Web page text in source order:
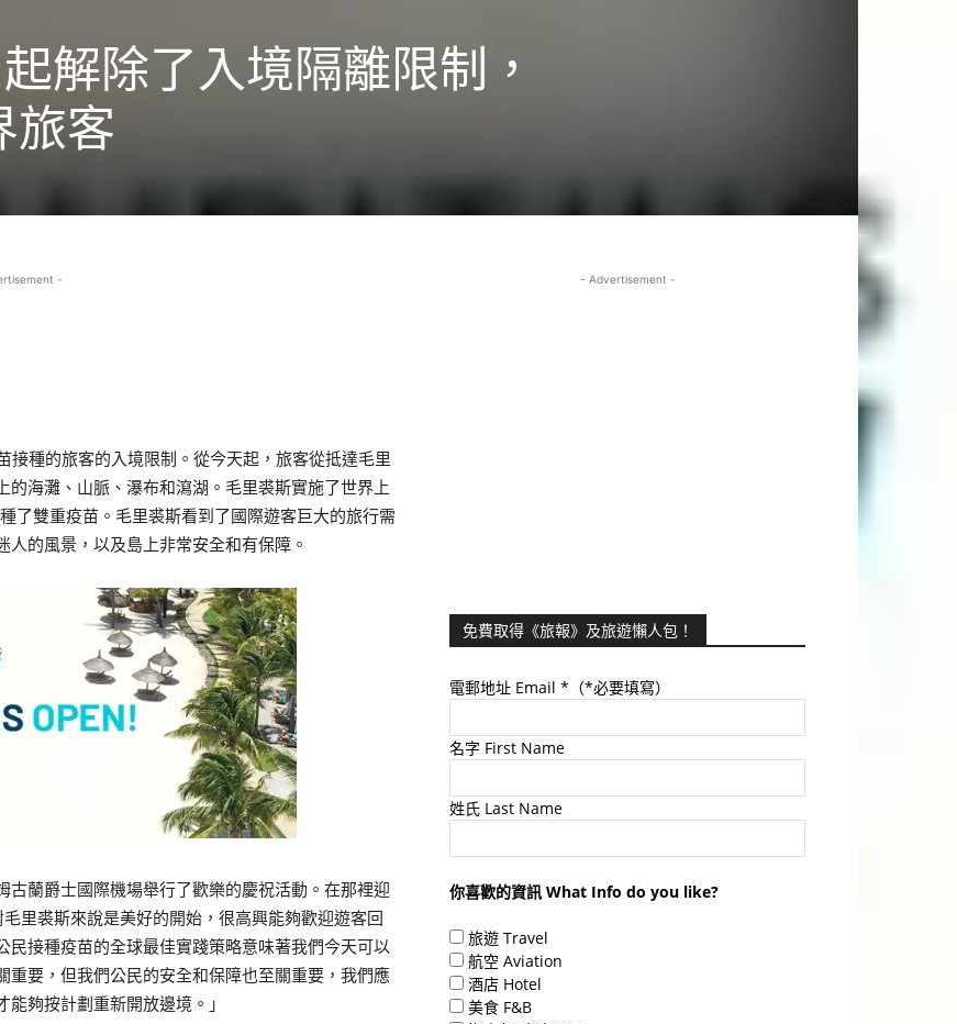
解除了入境隔離限制，
旅客
-
種的旅客的入境限制。從今天起，旅客從抵達毛里
海灘、山脈、瀑布和瀉湖。毛里裘斯實施了世界上
了雙重疫苗。毛里裘斯看到了國際遊客巨大的旅行需
的風景，以及島上非常安全和有保障。
蘭爵士國際機場舉行了歡樂的慶祝活動。在那裡迎
里裘斯來說是美好的開始，很高興能夠歡迎遊客回
接種疫苗的全球最佳實踐策略意味著我們今天可以
要，但我們公民的安全和保障也至關重要，我們應
夠按計劃重新開放邊境。」
- Advertisement -
免費取得《旅報》及旅遊懶人包！
電郵地址 Email *（*必要填寫）
名字 First Name
姓氏 Last Name
你喜歡的資訊 What Info do you like?
旅遊 Travel
航空 Aviation
酒店 Hotel
美食 F&B